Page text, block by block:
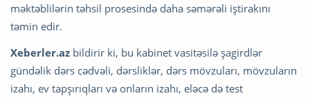
məktəblilərin təhsil prosesində daha səmərəli iştirakını
təmin edir.
Xeberler.az bildirir ki, bu kabinet vasitəsilə şagirdlər
gündəlik dərs cədvəli, dərsliklər, dərs mövzuları, mövzuların
izahı, ev tapşırıqları və onların izahı, eləcə də test